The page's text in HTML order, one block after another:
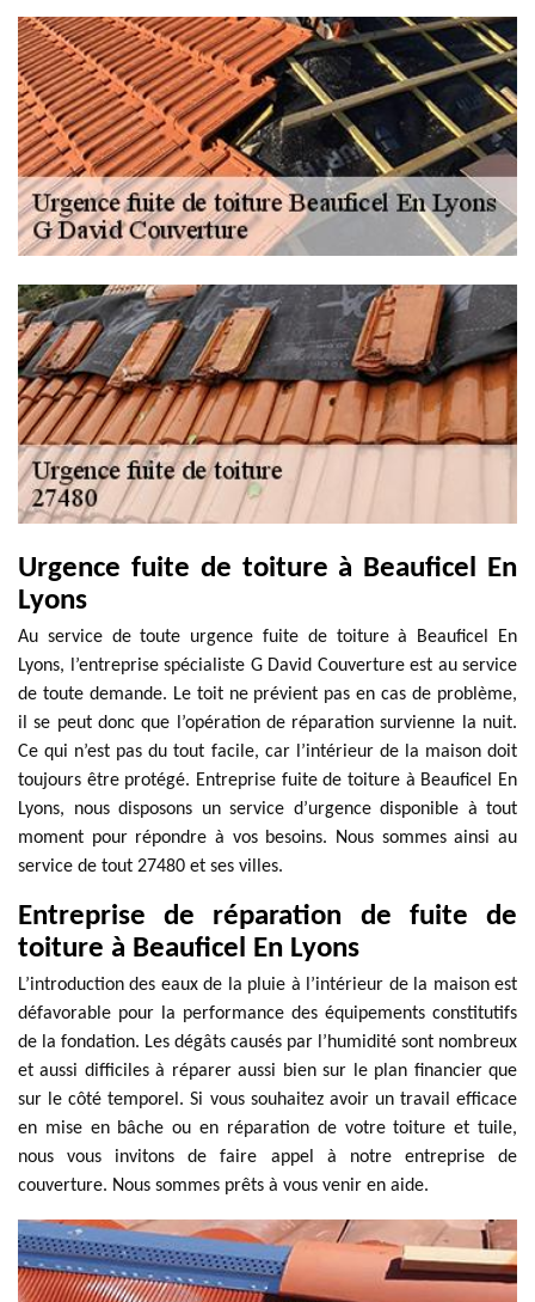
Urgence fuite de toiture à Beauficel En
Lyons
Au service de toute urgence fuite de toiture à Beauficel En
Lyons, l’entreprise spécialiste G David Couverture est au service
de toute demande. Le toit ne prévient pas en cas de problème,
il se peut donc que l’opération de réparation survienne la nuit.
Ce qui n’est pas du tout facile, car l’intérieur de la maison doit
toujours être protégé. Entreprise fuite de toiture à Beauficel En
Lyons, nous disposons un service d’urgence disponible à tout
moment pour répondre à vos besoins. Nous sommes ainsi au
service de tout 27480 et ses villes.
Entreprise de réparation de fuite de
toiture à Beauficel En Lyons
L’introduction des eaux de la pluie à l’intérieur de la maison est
défavorable pour la performance des équipements constitutifs
de la fondation. Les dégâts causés par l’humidité sont nombreux
et aussi difficiles à réparer aussi bien sur le plan financier que
sur le côté temporel. Si vous souhaitez avoir un travail efficace
en mise en bâche ou en réparation de votre toiture et tuile,
nous vous invitons de faire appel à notre entreprise de
couverture. Nous sommes prêts à vous venir en aide.